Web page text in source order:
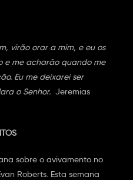
virão orar a mim, e eu os
e me acharão quando me
Eu me deixarei ser
o Senhor. Jeremias
sobre o avivamento no
Roberts. Esta semana